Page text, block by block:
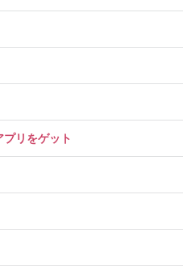
リをゲット